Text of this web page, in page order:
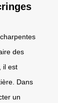
des
il est
Dans
un